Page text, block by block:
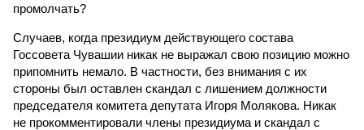
промолчать?
Случаев, когда президиум действующего состава
Госсовета Чувашии никак не выражал свою позицию можно
припомнить немало. В частности, без внимания с их
стороны был оставлен скандал с лишением должности
председателя комитета депутата Игоря Молякова. Никак
не прокомментировали члены президиума и скандал с